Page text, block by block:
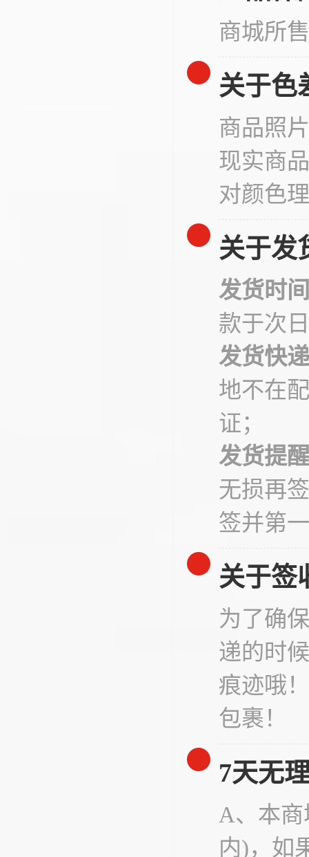
商城所
关于色
商品照
现实商
对颜色
关于发
发货时间
款于次
发货快递
地不在
证；
发货提醒
无损再
签并第
关于签
为了确
递的时
痕迹哦
包裹！
7天无
A、本
内)，如